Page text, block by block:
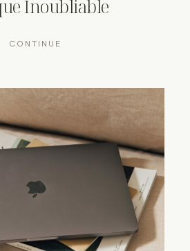
Inoubliable
CONTINUE